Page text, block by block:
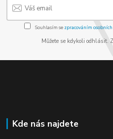
Souhlasím se zpracováním
Můžete se kdykoli odhlásit.
Kde nás najdete